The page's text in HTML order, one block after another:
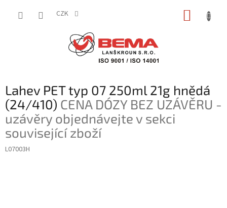
CZK
Lahev PET typ 07 250ml 21g hnědá
(24/410) CENA DÓZY BEZ UZÁVĚRU -
uzávěry objednávejte v sekci
související zboží
L07003H